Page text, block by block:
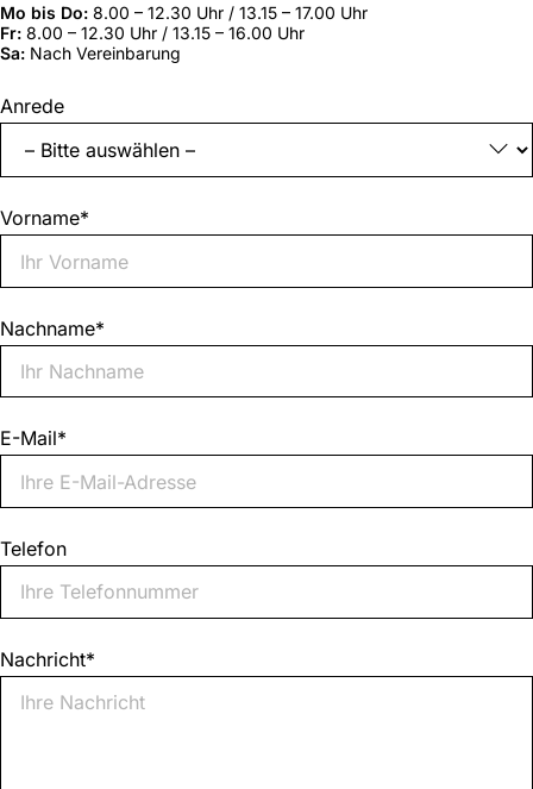
Mo bis Do: 8.00 – 12.30 Uhr / 13.15 – 17.00 Uhr
Fr: 8.00 – 12.30 Uhr / 13.15 – 16.00 Uhr
Sa: Nach Vereinbarung
„*“
zeigt
erforderliche
Felder
Anrede
Vorname*
Nachname*
E-Mail*
Telefon
Nachricht*